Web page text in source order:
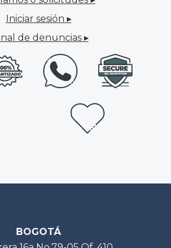
Iniciar sesión ▸
de denuncias ▸
BOGOTÁ